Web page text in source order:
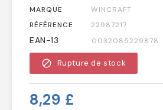
MARQUE
WINCRAFT
RÉFÉRENCE
22987217
EAN-13 0032085229878
block Rupture de stock
8,29 £